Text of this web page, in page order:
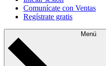
Comunícate con Ventas
Regístrate gratis
Menú